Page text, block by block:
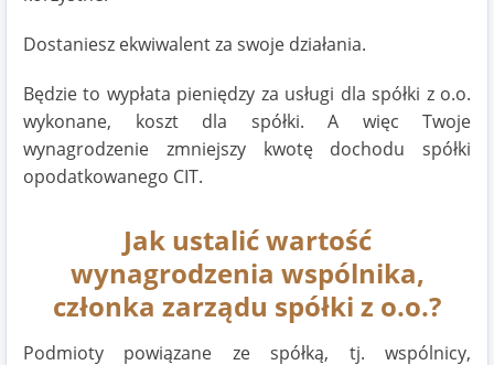
Dostaniesz ekwiwalent za swoje działania.
Będzie to wypłata pieniędzy za usługi dla spółki z o.o.
wykonane, koszt dla spółki. A więc Twoje
wynagrodzenie zmniejszy kwotę dochodu spółki
opodatkowanego CIT.
Jak ustalić wartość
wynagrodzenia wspólnika,
członka zarządu spółki z o.o.?
Podmioty powiązane ze spółką, tj. wspólnicy,